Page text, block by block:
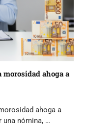
ahoga a
ahoga a
una nómina, …